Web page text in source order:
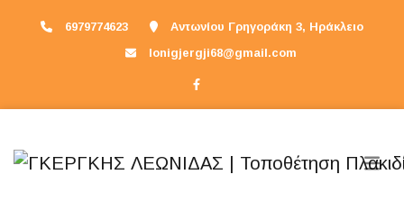
6979774623
Αντωνίου Γρηγοράκη 3, Ηράκλειο
lonigjergji68@gmail.com